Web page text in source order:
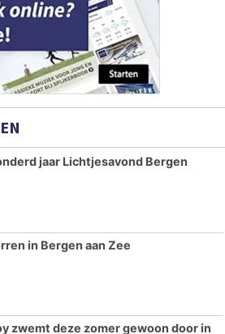
jaar Lichtjesavond Bergen
in Bergen aan Zee
zwemt deze zomer gewoon door in